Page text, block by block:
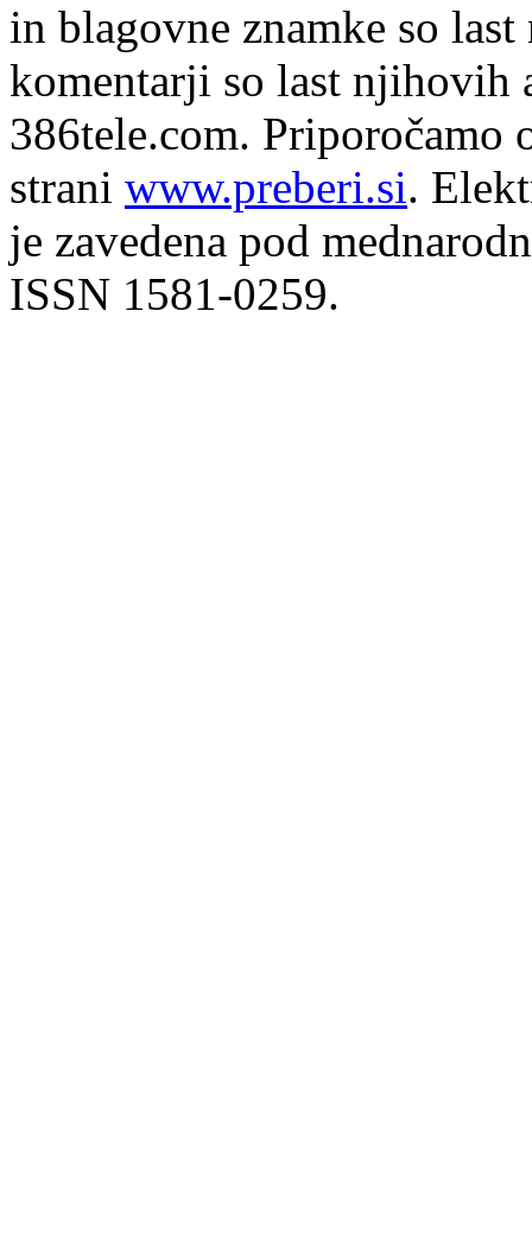
in blagovne znamke so
komentarji so last njihovih
386tele.com. Priporočamo
strani www.preberi.si.
je zavedena pod
ISSN 1581-0259.